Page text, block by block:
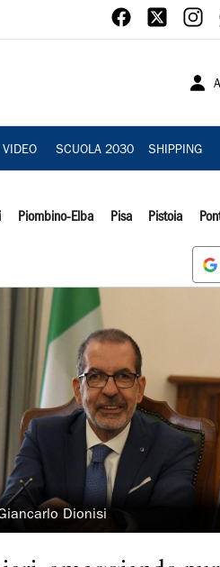
VIDEO SCUOLA 2030 SHIPPING
Piombino-Elba Pisa Pistoia
Dionisi